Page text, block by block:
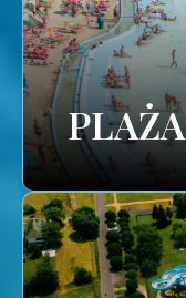
PLAŻA